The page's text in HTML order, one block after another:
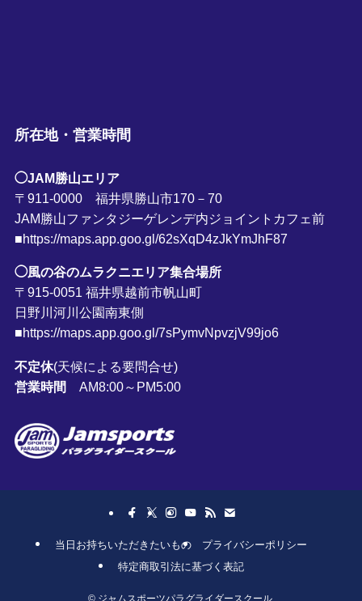
所在地・営業時間
◯JAM勝山エリア
〒911-0000 福井県勝山市170－70
JAM勝山ファンタジーゲレンデ内ジョイントカフェ前
■https://maps.app.goo.gl/62sXqD4zJkYmJhF87
◯風の谷のムラクニエリア集合場所
〒915-0051 福井県越前市帆山町
日野川河川公園南東側
■https://maps.app.goo.gl/7sPymvNpvzjV99jo6
不定休(天候による要問合せ)
営業時間
AM8:00～PM5:00
当日お持ちいただきたいもの
プライバシーポリシー
特定商取引法に基づく表記
©ジャムスポーツパラグライダースクール.